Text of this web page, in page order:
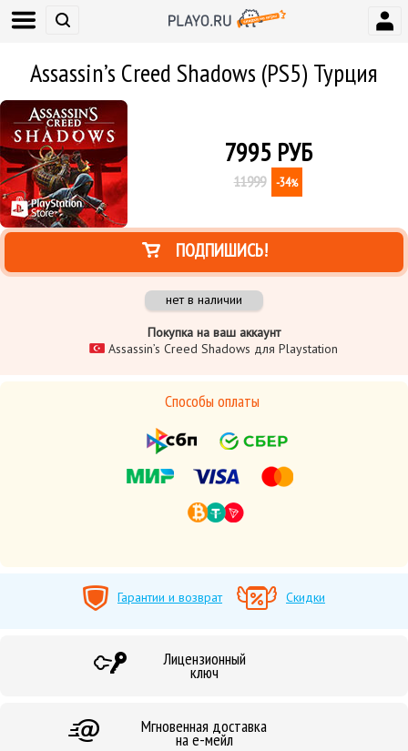
Assassin’s Creed Shadows (PS5) Турция
7995РУБ
11999 -34%
ПОДПИШИСЬ!
нет в наличии
Покупка на ваш аккаунт
Assassin’s Creed Shadows для Playstation
Способы оплаты
Гарантии и возврат Скидки
Лицензионный
ключ
Мгновенная доставка
на е-мейл